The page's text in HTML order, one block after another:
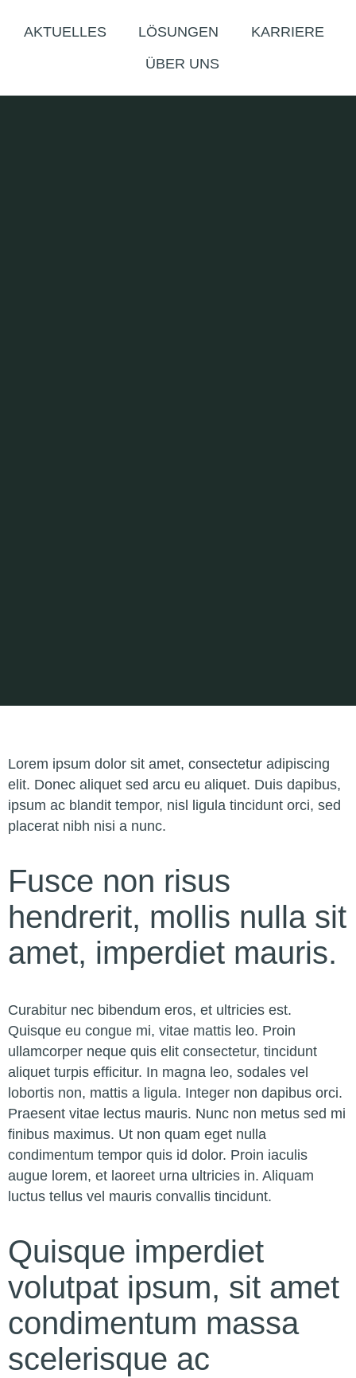
AKTUELLES LÖSUNGEN
KARRIERE
ÜBER UNS
Lorem ipsum dolor sit amet, consectetur adipiscing
elit. Donec aliquet sed arcu eu aliquet. Duis dapibus,
ipsum ac blandit tempor, nisl ligula tincidunt orci, sed
placerat nibh nisi a nunc.
Fusce non risus
hendrerit, mollis nulla sit
amet, imperdiet mauris.
Curabitur nec bibendum eros, et ultricies est.
Quisque eu congue mi, vitae mattis leo. Proin
ullamcorper neque quis elit consectetur, tincidunt
aliquet turpis efficitur. In magna leo, sodales vel
lobortis non, mattis a ligula. Integer non dapibus orci.
Praesent vitae lectus mauris. Nunc non metus sed mi
finibus maximus. Ut non quam eget nulla
condimentum tempor quis id dolor. Proin iaculis
augue lorem, et laoreet urna ultricies in. Aliquam
luctus tellus vel mauris convallis tincidunt.
Quisque imperdiet
volutpat ipsum, sit amet
condimentum massa
scelerisque ac